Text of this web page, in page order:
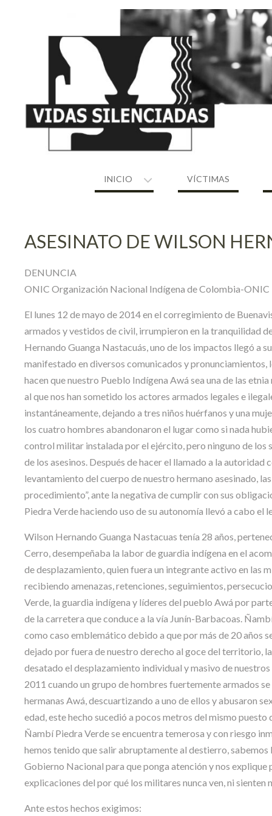
INICIO VÍCTIMAS
ASESINATO DE WILSON
DENUNCIA
ONIC Organización Nacional Indígena de Colombia-ONIC
El lunes 12 de mayo de 2014 en el corregimiento de
armados y vestidos de civil, irrumpieron en la tranquilidad
Hernando Guanga Nastacuás, uno de los impactos llegó a
manifestado en diversos comunicados y
hacen que nuestro Pueblo Indígena Awá sea una de las
al que nos han sometido los actores armados legales e
instantáneamente, dejando a tres niños huérfanos y una
los cuatro hombres abandonaron el lugar como si nada
control militar instalada por el ejército, pero ninguno de los
de los asesinos. Después de hacer el llamado a la
levantamiento del cuerpo de nuestro hermano asesinado,
procedimiento”, ante la negativa de cumplir con sus
Piedra Verde haciendo uso de su autonomía llevó a cabo el
Wilson Hernando Guanga Nastacuas tenía 28 años,
Cerro, desempeñaba la labor de guardia indígena en el
de desplazamiento, quien fuera un integrante activo en las
recibiendo amenazas, retenciones, seguimientos,
Verde, la guardia indígena y líderes del pueblo Awá por
de la carretera que conduce a la vía Junín-Barbacoas.
como caso emblemático debido a que por más de 20 años
dejado por fuera de nuestro derecho al goce del territorio,
desatado el desplazamiento individual y masivo de
2011 cuando un grupo de hombres fuertemente armados
hermanas Awá, descuartizando a uno de ellos y abusaron
edad, este hecho sucedió a pocos metros del mismo
Ñambí Piedra Verde se encuentra temerosa y con riesgo
hemos tenido que salir abruptamente al destierro,
Gobierno Nacional para que ponga atención y nos
explicaciones del por qué los militares nunca ven, ni sienten
Ante estos hechos exigimos: